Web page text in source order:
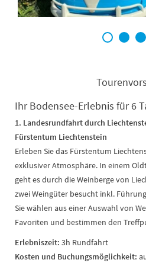
1 2 3
Ihr Bodensee-Erlebnis für 6
1. Landesrundfahrt durch
Fürstentum Liechtenstein
Erleben Sie das Fürstentum
exklusiver Atmosphäre. In einem
geht es durch die Weinberge von
zwei Weingüter besucht inkl.
Sie wählen aus einer Auswahl von
Favoriten und bestimmen den
Erlebniszeit: 3h Rundfahrt
Kosten und Buchungsmöglichkeit: